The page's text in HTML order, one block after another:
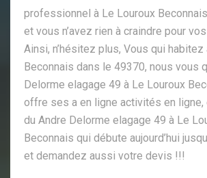
professionnel à Le Louroux
et vous n’avez rien à craindre pour
Ainsi, n’hésitez plus, Vous qui habitez
Beconnais dans le 49370, nous vous
Delorme elagage 49 à Le Louroux
offre ses a en ligne activités en
du Andre Delorme elagage 49 à Le
Beconnais qui débute aujourd’hui
et demandez aussi votre devis !!!